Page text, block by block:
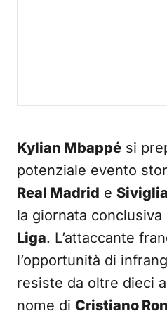
Kylian Mbappé si
potenziale evento
Real Madrid e Siviglia
la giornata
Liga. L’attaccante
l’opportunità di
resiste da oltre dieci
nome di Cristiano